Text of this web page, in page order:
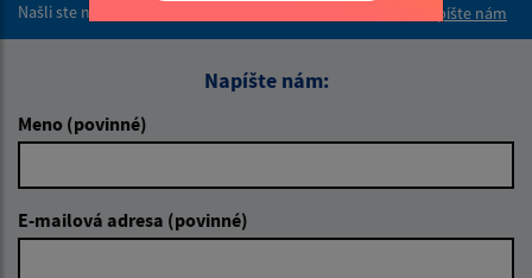
Našli ste na stránke chybu?
Napíšte nám
Napíšte nám:
Meno (povinné)
E-mailová adresa (povinné)